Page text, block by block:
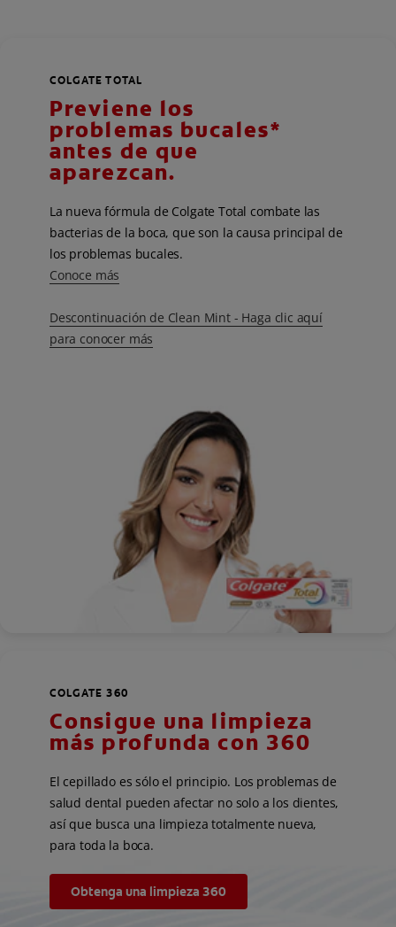
COLGATE TOTAL
Previene los
problemas bucales*
antes de que
aparezcan.
La nueva fórmula de Colgate Total combate las
bacterias de la boca, que son la causa principal de
los problemas bucales.
Conoce más
Descontinuación de Clean Mint - Haga clic aquí
para conocer más
COLGATE 360
Consigue una limpieza
más profunda con 360
El cepillado es sólo el principio. Los problemas de
salud dental pueden afectar no solo a los dientes,
así que busca una limpieza totalmente nueva,
para toda la boca.
Obtenga una limpieza 360